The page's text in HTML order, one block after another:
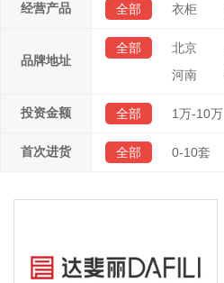
经营产品 全部 衣柜
品牌地址
全部 北京
河南
投资金额 全部 1万-10万
首次进货 全部 0-10套